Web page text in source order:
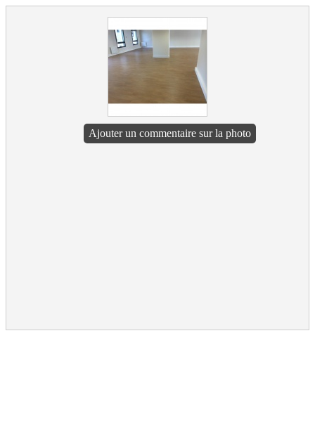
Ajouter un commentaire sur la photo